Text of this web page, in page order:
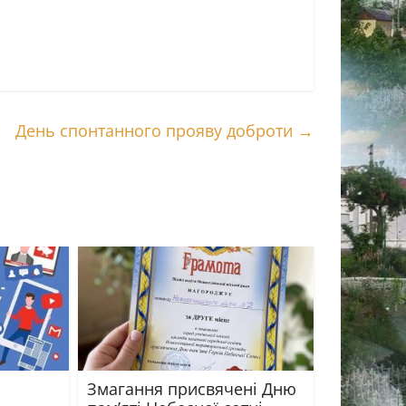
День спонтанного прояву доброти →
Змагання присвячені Дню